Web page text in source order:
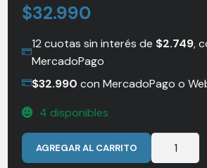
$32.990
12 cuotas sin interés de $2.749,
MercadoPago
$32.990 con MercadoPago o
4 disponibles
INSTA360
X5
AGREGAR AL CARRITO